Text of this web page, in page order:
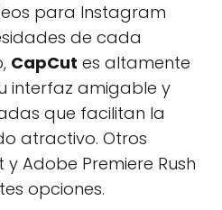
para Instagram
de cada
CapCut es altamente
interfaz amigable y
que facilitan la
atractivo. Otros
Adobe Premiere Rush
opciones.